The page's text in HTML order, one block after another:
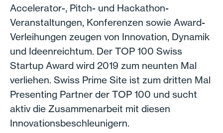
Accelerator-, Pitch- und Hackathon-
Veranstaltungen, Konferenzen sowie Award-
Verleihungen zeugen von Innovation, Dynamik
und Ideenreichtum. Der TOP 100 Swiss
Startup Award wird 2019 zum neunten Mal
verliehen. Swiss Prime Site ist zum dritten Mal
Presenting Partner der TOP 100 und sucht
aktiv die Zusammenarbeit mit diesen
Innovationsbeschleunigern.